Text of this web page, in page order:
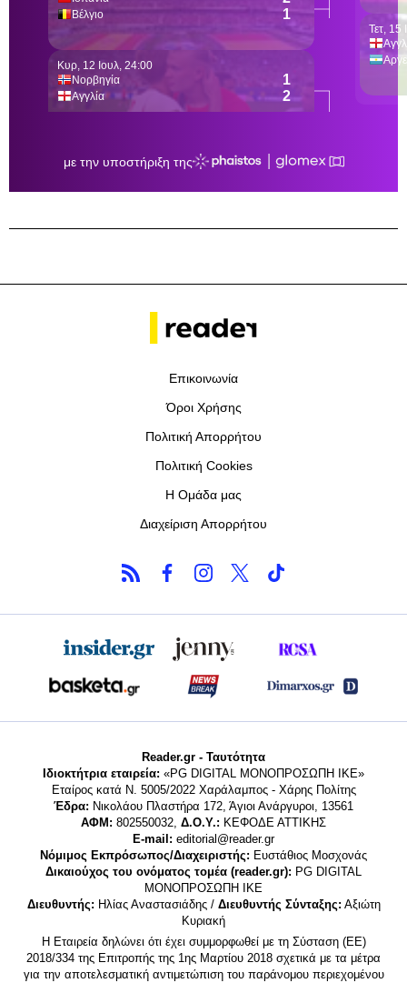
Επικοινωνία
Όροι Χρήσης
Πολιτική Απορρήτου
Πολιτική Cookies
Η Ομάδα μας
Διαχείριση Απορρήτου
Reader.gr - Ταυτότητα
Ιδιοκτήτρια εταιρεία: «PG DIGITAL MONΟΠΡΟΣΩΠΗ ΙΚΕ»
Εταίρος κατά Ν. 5005/2022 Χαράλαμπος - Χάρης Πολίτης
Έδρα: Νικολάου Πλαστήρα 172, Άγιοι Ανάργυροι, 13561
ΑΦΜ: 802550032, Δ.Ο.Υ.: ΚΕΦΟΔΕ ΑΤΤΙΚΗΣ
E-mail: editorial@reader.gr
Νόμιμος Εκπρόσωπος/Διαχειριστής: Ευστάθιος Μοσχονάς
Δικαιούχος του ονόματος τομέα (reader.gr): PG DIGITAL
MONΟΠΡΟΣΩΠΗ ΙΚΕ
Διευθυντής: Ηλίας Αναστασιάδης / Διευθυντής Σύνταξης: Αξιώτη
Κυριακή
Η Εταιρεία δηλώνει ότι έχει συμμορφωθεί με τη Σύσταση (ΕΕ)
2018/334 της Επιτροπής της 1ης Μαρτίου 2018 σχετικά με τα μέτρα
για την αποτελεσματική αντιμετώπιση του παράνομου περιεχομένου